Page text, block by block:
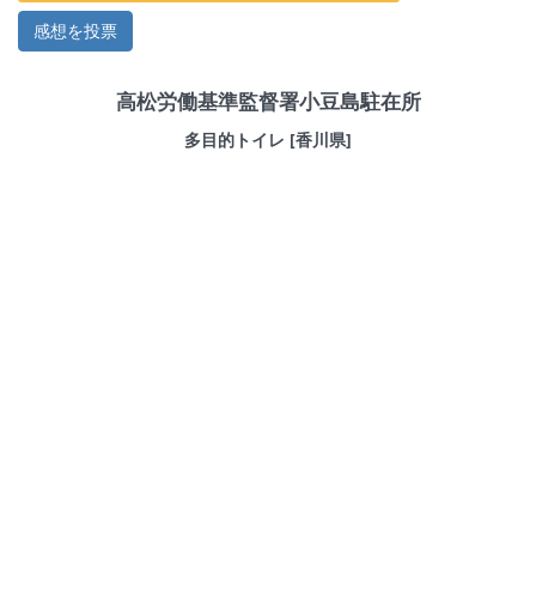
高松労働基準監督署小豆島駐在所
多目的トイレ [香川県]